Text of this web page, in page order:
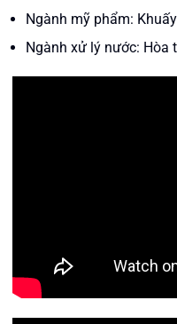
Ngành mỹ phẩm:
Ngành xử lý nước: Hòa